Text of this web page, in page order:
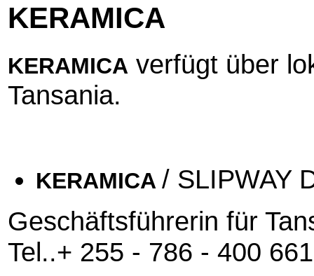
KERAMICA
KERAMICA verfügt über
Tansania.
KERAMICA / SLIPWAY
Geschäftsführerin für
Tel..+ 255 - 786 - 400 661